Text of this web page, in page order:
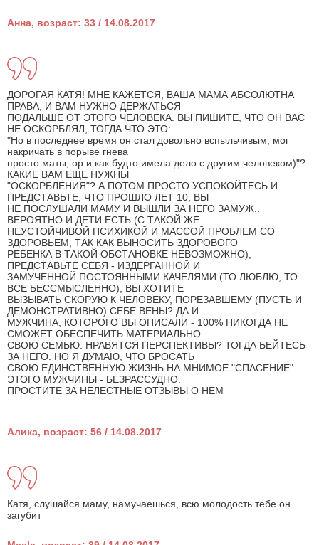
Анна, возраст: 33 / 14.08.2017
ДОРОГАЯ КАТЯ! МНЕ КАЖЕТСЯ, ВАША МАМА АБСОЛЮТНА
ПРАВА, И ВАМ НУЖНО ДЕРЖАТЬСЯ
ПОДАЛЬШЕ ОТ ЭТОГО ЧЕЛОВЕКА. ВЫ ПИШИТЕ, ЧТО ОН ВАС
НЕ ОСКОРБЛЯЛ, ТОГДА ЧТО ЭТО:
"Но в последнее время он стал довольно вспыльчивым, мог
накричать в порыве гнева
просто маты, ор и как будто имела дело с другим человеком)"?
КАКИЕ ВАМ ЕЩЕ НУЖНЫ
"ОСКОРБЛЕНИЯ"? А ПОТОМ ПРОСТО УСПОКОЙТЕСЬ И
ПРЕДСТАВЬТЕ, ЧТО ПРОШЛО ЛЕТ 10, ВЫ
НЕ ПОСЛУШАЛИ МАМУ И ВЫШЛИ ЗА НЕГО ЗАМУЖ..
ВЕРОЯТНО И ДЕТИ ЕСТЬ (С ТАКОЙ ЖЕ
НЕУСТОЙЧИВОЙ ПСИХИКОЙ И МАССОЙ ПРОБЛЕМ СО
ЗДОРОВЬЕМ, ТАК КАК ВЫНОСИТЬ ЗДОРОВОГО
РЕБЕНКА В ТАКОЙ ОБСТАНОВКЕ НЕВОЗМОЖНО),
ПРЕДСТАВЬТЕ СЕБЯ - ИЗДЕРГАННОЙ И
ЗАМУЧЕННОЙ ПОСТОЯННЫМИ КАЧЕЛЯМИ (ТО ЛЮБЛЮ, ТО
ВСЕ БЕССМЫСЛЕННО), ВЫ ХОТИТЕ
ВЫЗЫВАТЬ СКОРУЮ К ЧЕЛОВЕКУ, ПОРЕЗАВШЕМУ (ПУСТЬ И
ДЕМОНСТРАТИВНО) СЕБЕ ВЕНЫ? ДА И
МУЖЧИНА, КОТОРОГО ВЫ ОПИСАЛИ - 100% НИКОГДА НЕ
СМОЖЕТ ОБЕСПЕЧИТЬ МАТЕРИАЛЬНО
СВОЮ СЕМЬЮ. НРАВЯТСЯ ПЕРСПЕКТИВЫ? ТОГДА БЕЙТЕСЬ
ЗА НЕГО. НО Я ДУМАЮ, ЧТО БРОСАТЬ
СВОЮ ЕДИНСТВЕННУЮ ЖИЗНЬ НА МНИМОЕ "СПАСЕНИЕ"
ЭТОГО МУЖЧИНЫ - БЕЗРАССУДНО.
ПРОСТИТЕ ЗА НЕЛЕСТНЫЕ ОТЗЫВЫ О НЕМ
Алика, возраст: 56 / 14.08.2017
Катя, слушайся маму, намучаешься, всю молодость тебе он
загубит